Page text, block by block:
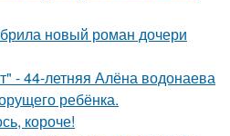
новый роман дочери
- 44-летняя Алёна водонаева
ребёнка.
короче!